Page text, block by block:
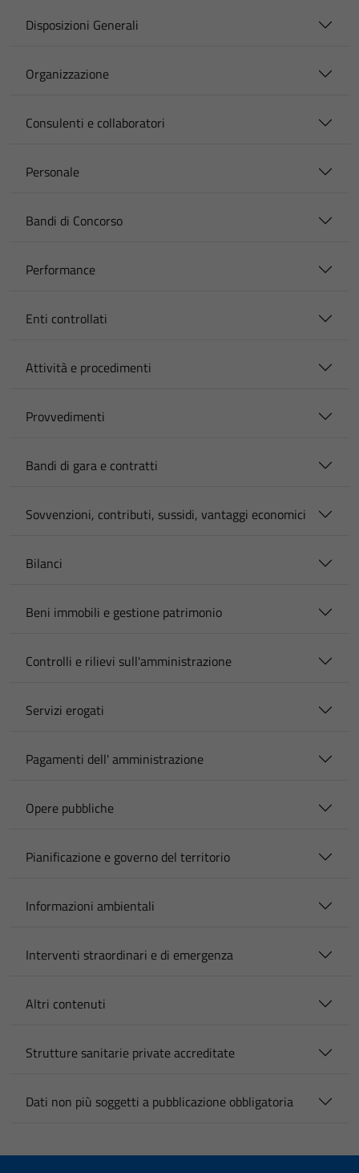
Disposizioni Generali
Organizzazione
Consulenti e collaboratori
Personale
Bandi di Concorso
Performance
Enti controllati
Attività e procedimenti
Provvedimenti
Bandi di gara e contratti
Sovvenzioni, contributi, sussidi, vantaggi economici
Bilanci
Beni immobili e gestione patrimonio
Controlli e rilievi sull'amministrazione
Servizi erogati
Pagamenti dell' amministrazione
Opere pubbliche
Pianificazione e governo del territorio
Informazioni ambientali
Interventi straordinari e di emergenza
Altri contenuti
Strutture sanitarie private accreditate
Dati non più soggetti a pubblicazione obbligatoria